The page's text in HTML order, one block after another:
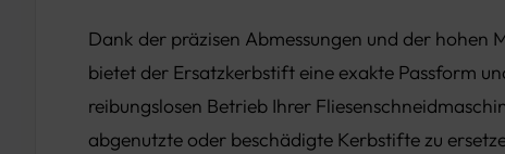
Dank der präzisen Abmessungen und der hohen
bietet der Ersatzkerbstift eine exakte Passform
reibungslosen Betrieb Ihrer
abgenutzte oder beschädigte Kerbstifte zu